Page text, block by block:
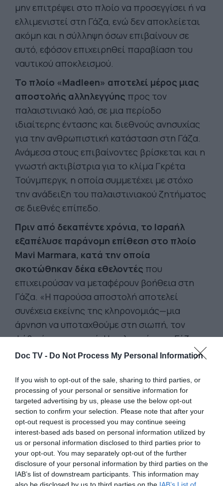
Doc TV - Do Not Process My Personal Information
If you wish to opt-out of the sale, sharing to third parties, or
processing of your personal or sensitive information for
targeted advertising by us, please use the below opt-out
section to confirm your selection. Please note that after your
opt-out request is processed you may continue seeing
interest-based ads based on personal information utilized by
us or personal information disclosed to third parties prior to
your opt-out. You may separately opt-out of the further
disclosure of your personal information by third parties on the
IAB’s list of downstream participants. This information may
μην επιτρέψει στο πλοίο να προσεγγίσει ή να
ελλιμενιστεί στη Γάζα, ενώ δεν αποκλείεται
ακόμη και η σύλληψη όσων επιβαίνουν σε
αυτό, εφόσον επιχειρηθεί παραβίαση του
ναυτικού αποκλεισμού.
Το πλοίο «Madleen» αποτελεί μέρος μιας
αποστολής αλληλεγγύης προς τον
παλαιστινιακό λαό, σε μια περίοδο
ιδιαίτερης έντασης και διεθνούς ανησυχίας
για την ανθρωπιστική κατάσταση στη Γάζα.
Ανάμεσα στους επιβαίνοντες βρίσκεται και η
γνωστή ακτιβίστρια για το κλίμα Γκρέτα
Τούνμπεργκ, η οποία συμμετέχει με στόχο
την ανάδειξη του παλαιστινιακού ζητήματος
σε διεθνές επίπεδο.
Πριν από δεκαπέντε χρόνια, το Ισραήλ
εξαπέλυσε παράνομη επίθεση στο πλοίο
Mavi Marmara, κατά την οποία
σκοτώθηκαν δέκα εθελοντές που
επιχειρούσαν να μεταφέρουν βοήθεια στη
Γάζα. «Η παρούσα αποστολή αποτελεί
συνέχεια εκείνης της κληρονομιάς—μια
άρνηση να υποταχθούμε στη σιωπή, τον
φόβο ή τη συνενοχή. Η πολιορκία της Γάζας
δεν διατηρείται μόνο από την ισραηλινή
παγκόσμια αδράνεια. Παρά τους κινδύνους,
πιστεύουμε ότι η άμεση, ειρηνική αντίσταση
έχει ακόμη σημασία—ότι η ενεργή
αλληλεγγύη μπορεί να μεταβάλει τον ηθικό
προσανατολισμό του κόσμου. Γι’ αυτό
σάλπαρε το Madleen» εξηγούν.